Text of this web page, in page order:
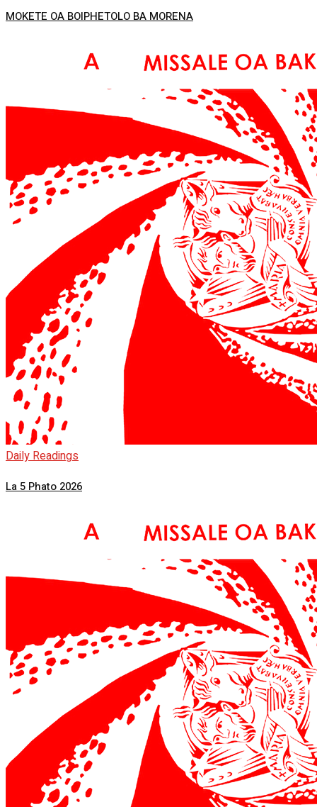
MOKETE OA BOIPHETOLO BA MORENA
Daily Readings
La 5 Phato 2026